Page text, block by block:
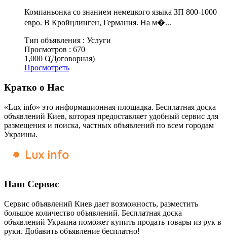
Компаньонка со знанием немецкого языка ЗП 800-1000
евро. В Кройцлинген, Германия. На м�...
Тип объявления : Услуги
Просмотров : 670
1,000 €(Договорная)
Просмотреть
Кратко о Нас
«Lux info» это информационная площадка. Бесплатная доска
объявлений Киев, которая предоставляет удобный сервис для
размещения и поиска, частных объявлений по всем городам
Украины.
Наш Сервис
Сервис объявлений Киев дает возможность, разместить
большое количество объявлений. Бесплатная доска
объявлений Украина поможет купить продать товары из рук в
руки. Добавить объявление бесплатно!